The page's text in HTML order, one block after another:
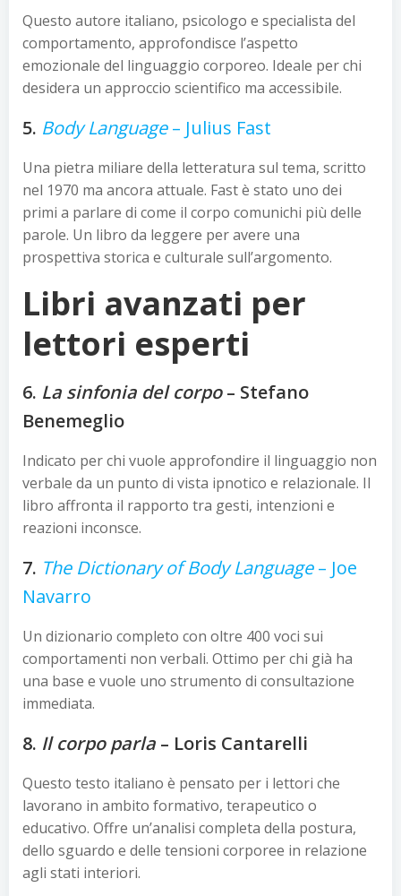
Questo autore italiano, psicologo e specialista del
comportamento, approfondisce l’aspetto
emozionale del linguaggio corporeo. Ideale per chi
desidera un approccio scientifico ma accessibile.
5. Body Language– Julius Fast
Una pietra miliare della letteratura sul tema, scritto
nel 1970 ma ancora attuale. Fast è stato uno dei
primi a parlare di come il corpo comunichi più delle
parole. Un libro da leggere per avere una
prospettiva storica e culturale sull’argomento.
Libri avanzati per
lettori esperti
6. La sinfonia del corpo– Stefano
Benemeglio
Indicato per chi vuole approfondire il linguaggio non
verbale da un punto di vista ipnotico e relazionale. Il
libro affronta il rapporto tra gesti, intenzioni e
reazioni inconsce.
7. The Dictionary of Body Language– Joe
Navarro
Un dizionario completo con oltre 400 voci sui
comportamenti non verbali. Ottimo per chi già ha
una base e vuole uno strumento di consultazione
immediata.
8. Il corpo parla – Loris Cantarelli
Questo testo italiano è pensato per i lettori che
lavorano in ambito formativo, terapeutico o
educativo. Offre un’analisi completa della postura,
dello sguardo e delle tensioni corporee in relazione
agli stati interiori.